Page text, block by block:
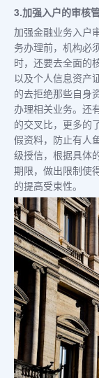
3.加强入户的审核
加强金融业务入户
务办理前，机构必
时，还要去全面的
以及个人信息资产
的去拒绝那些自身
办理相关业务。还
的交叉比，更多的
假资料，防止有人
级授信，根据具体
期限，做出限制使
的提高受束性。